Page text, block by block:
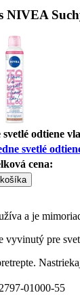
NIVEA
odtiene
svetlé
cena:
a je
vyvinutý pre
01000-55